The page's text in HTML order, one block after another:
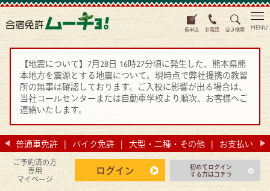
仮申込 お電話 空き検索
【地震について】7月28日 16時27分頃に発生した、熊本県熊
本地方を震源とする地震について。現時点で弊社提携の教習
所の無事は確認しております。ご入校に影響が出る場合は、
当社コールセンターまたは自動車学校より順次、お客様へご
連絡いたします。
普通車免許 バイク免許 大型・二種・その他 お支払い方法
ご予約済の方
専用
マイページ
ログイン
初めてログイン
する方はコチラ
MENU